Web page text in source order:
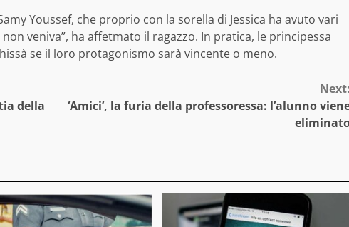
Youssef, che proprio con la sorella di Jessica ha avuto vari
veniva”, ha affetmato il ragazzo. In pratica, le principessa
se il loro protagonismo sarà vincente o meno.
della
‘Amici’, la furia della professoressa: l’alunno